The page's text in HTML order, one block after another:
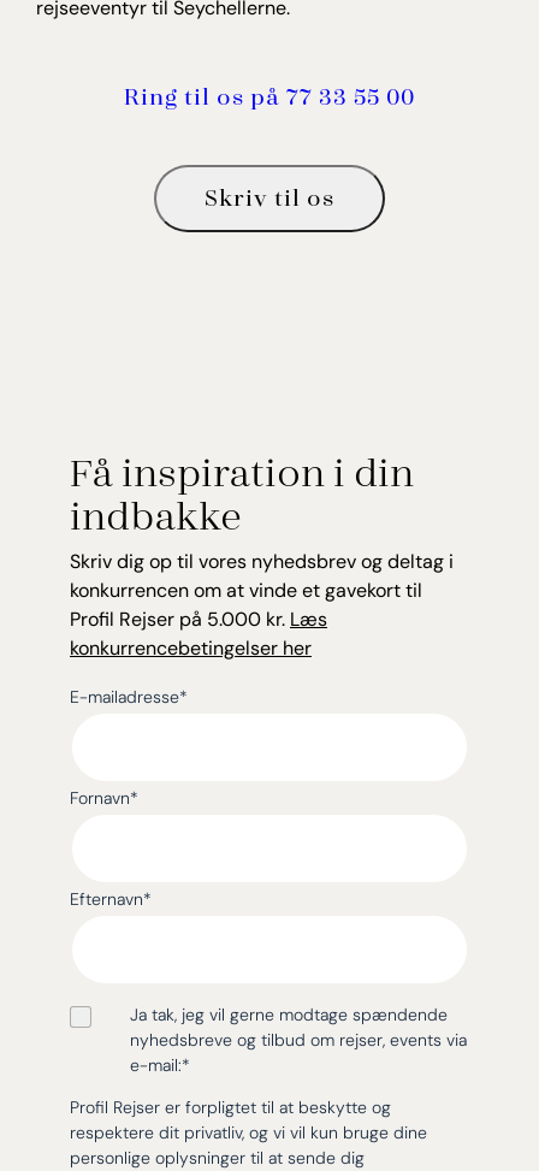
rejseeventyr til Seychellerne.
Ring til os på 77 33 55 00
Skriv til os
Få inspiration i din
indbakke
Skriv dig op til vores nyhedsbrev og deltag i
konkurrencen om at vinde et gavekort til
Profil Rejser på 5.000 kr. Læs
konkurrencebetingelser her
E-mailadresse*
Fornavn*
Efternavn*
Ja tak, jeg vil gerne modtage spændende
nyhedsbreve og tilbud om rejser, events via
e-mail:*
Profil Rejser er forpligtet til at beskytte og
respektere dit privatliv, og vi vil kun bruge dine
personlige oplysninger til at sende dig